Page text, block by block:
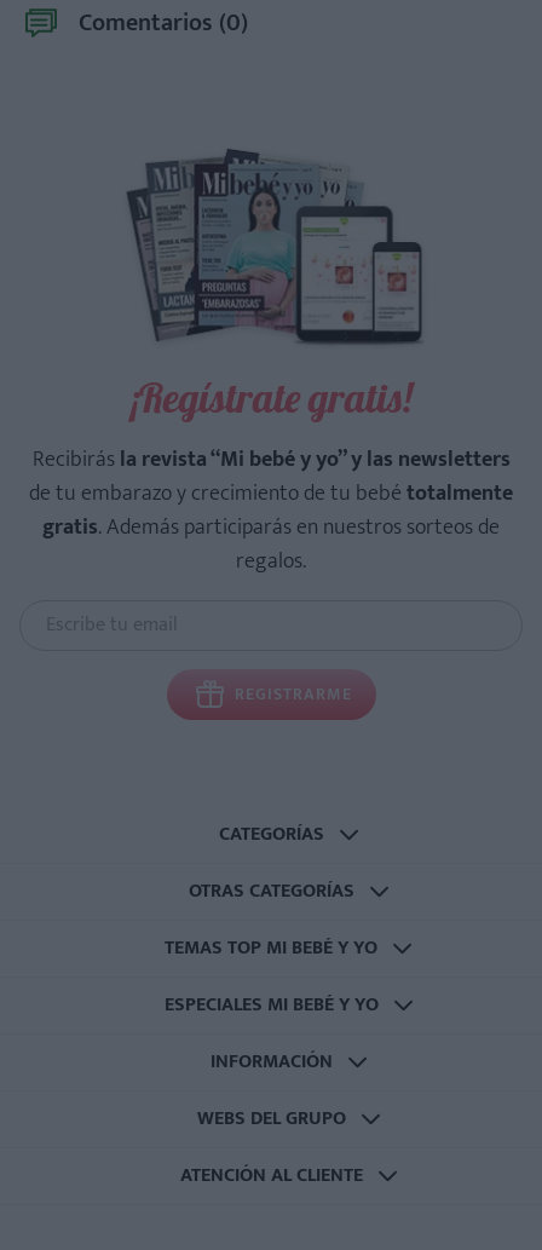
Comentarios (0)
¡Regístrate gratis!
Recibirásla revista “Mi bebé y yo” y las newsletters
de tu embarazo y crecimiento de tu bebétotalmente
gratis. Además participarás en nuestros sorteos de
regalos.
REGISTRARME
CATEGORÍAS
OTRAS CATEGORÍAS
TEMAS TOP MI BEBÉ Y YO
ESPECIALES MI BEBÉ Y YO
INFORMACIÓN
WEBS DEL GRUPO
ATENCIÓN AL CLIENTE